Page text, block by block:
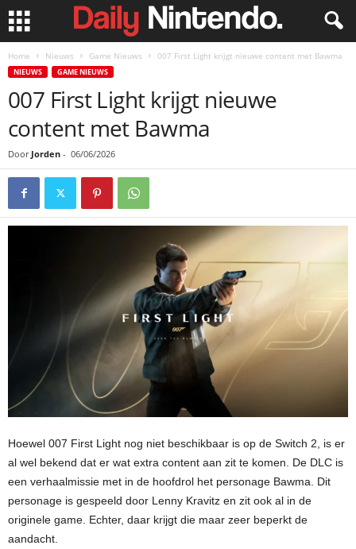
Home Nieuws Game Nieuws 007 First Light krijgt nieuwe content met Bawma
NIEUWS GAME NIEUWS
007 First Light krijgt nieuwe
content met Bawma
Door Jorden - 06/06/2026
Hoewel 007 First Light nog niet beschikbaar is op de Switch 2, is er
al wel bekend dat er wat extra content aan zit te komen. De DLC is
een verhaalmissie met in de hoofdrol het personage Bawma. Dit
personage is gespeeld door Lenny Kravitz en zit ook al in de
originele game. Echter, daar krijgt die maar zeer beperkt de
aandacht.